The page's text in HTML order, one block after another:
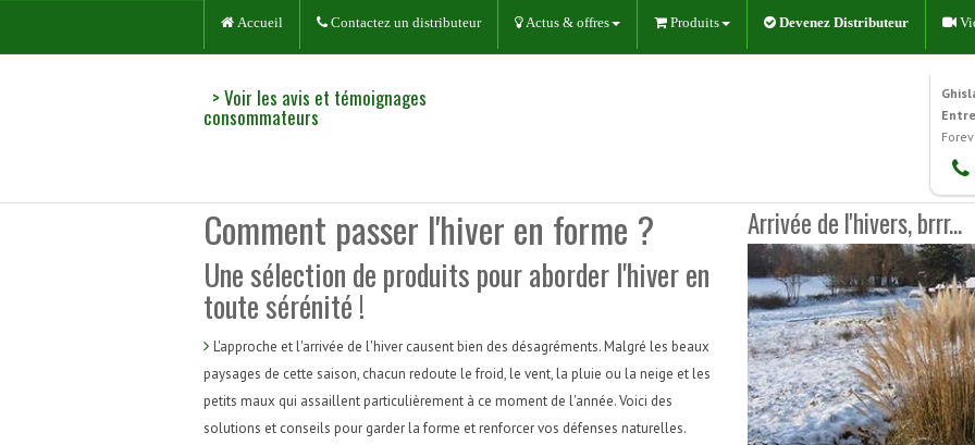
> Voir les avis et témoignages
consommateurs
Accueil Contactez un distributeur Actus & offres Produits Devenez Distributeur
Comment passer l'hiver en forme ?
Une sélection de produits pour aborder l'hiver en
toute sérénité !
L'approche et l'arrivée de l'hiver causent bien des désagréments. Malgré les beaux
paysages de cette saison, chacun redoute le froid, le vent, la pluie ou la neige et les
petits maux qui assaillent particulièrement à ce moment de l'année. Voici des
solutions et conseils pour garder la forme et renforcer vos défenses naturelles.
Arrivée de l'hivers, brrr...